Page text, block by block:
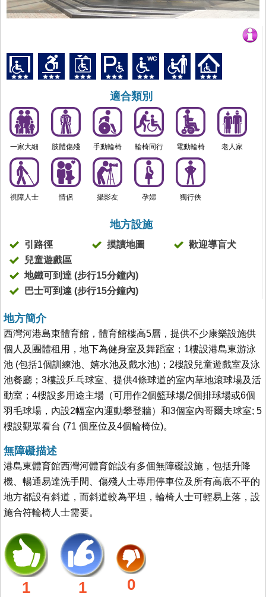
適合類別
一家大細 肢體傷殘 手動輪椅 輪椅同行 電動輪椅 老人家
視障人士 情侶 攝影友 孕婦 獨行俠
地方設施
引路徑 摸讀地圖
歡迎導盲犬
兒童遊戲區
地鐵可到達 (步行15分鐘內)
巴士可到達 (步行15分鐘內)
地方簡介
西灣河港島東體育館，體育館樓高5層，提供不少康樂設施供
個人及團體租用，地下為健身室及舞蹈室；1樓設港島東游泳
池 (包括1個訓練池、嬉水池及戲水池)；2樓設兒童遊戲室及泳
池餐廳；3樓設乒乓球室、提供4條球道的室內草地滾球場及活
動室；4樓設多用途主場（可用作2個籃球場/2個排球場或6個
羽毛球場，內設2幅室內運動攀登牆）和3個室內哥爾夫球室; 5
樓設觀眾看台 (71 個座位及4個輪椅位)。
無障礙描述
港島東體育館西灣河體育館設有多個無障礙設施，包括升降
機、暢通易達洗手間、傷殘人士專用停車位及所有高底不平的
地方都設有斜道，而斜道較為平坦，輪椅人士可輕易上落，設
施合符輪椅人士需要。
1 1 0